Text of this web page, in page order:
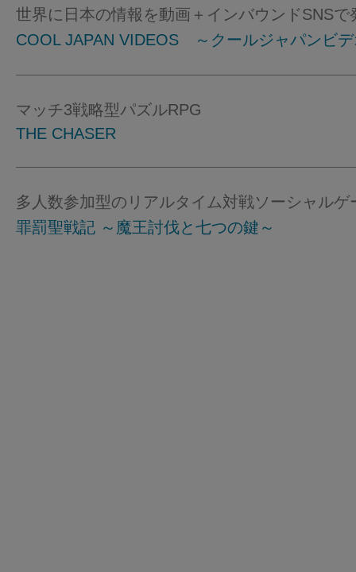
世界に日本の情報を動画＋インバウンドSNSで
COOL JAPAN VIDEOS ～クールジャパンビ
マッチ3戦略型パズルRPG
THE CHASER
多人数参加型のリアルタイム対戦ソーシャルゲ
罪罰聖戦記 ～魔王討伐と七つの鍵～